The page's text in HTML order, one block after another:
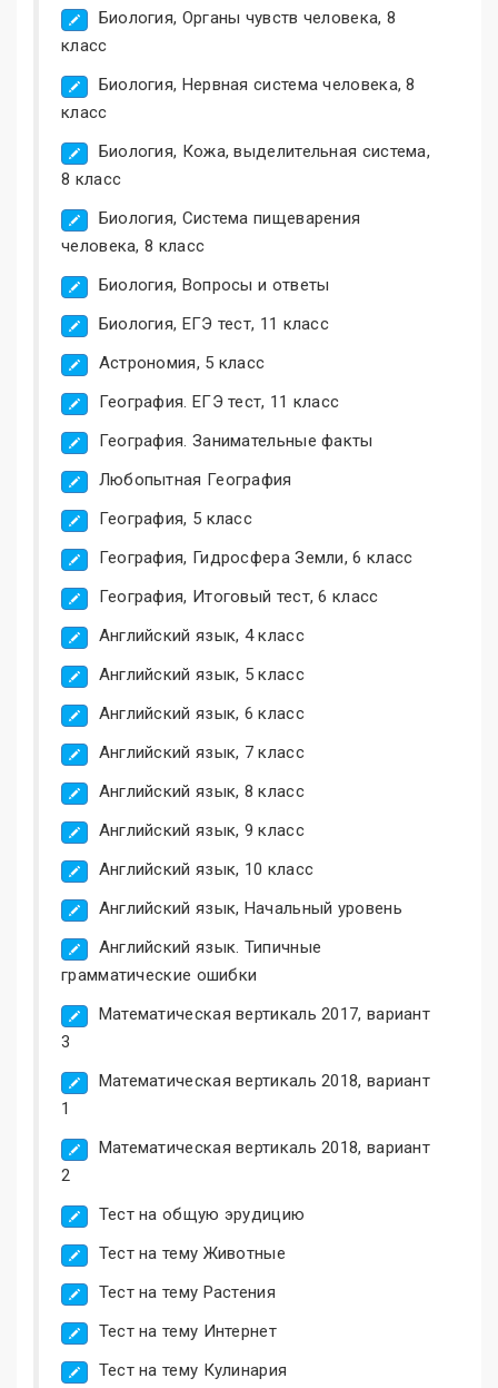
Биология, Органы чувств человека, 8
класс
Биология, Нервная система человека, 8
класс
Биология, Кожа, выделительная система,
8 класс
Биология, Система пищеварения
человека, 8 класс
Биология, Вопросы и ответы
Биология, ЕГЭ тест, 11 класс
Астрономия, 5 класс
География. ЕГЭ тест, 11 класс
География. Занимательные факты
Любопытная География
География, 5 класс
География, Гидросфера Земли, 6 класс
География, Итоговый тест, 6 класс
Английский язык, 4 класс
Английский язык, 5 класс
Английский язык, 6 класс
Английский язык, 7 класс
Английский язык, 8 класс
Английский язык, 9 класс
Английский язык, 10 класс
Английский язык, Начальный уровень
Английский язык. Типичные
грамматические ошибки
Математическая вертикаль 2017, вариант
3
Математическая вертикаль 2018, вариант
1
Математическая вертикаль 2018, вариант
2
Тест на общую эрудицию
Тест на тему Животные
Тест на тему Растения
Тест на тему Интернет
Тест на тему Кулинария